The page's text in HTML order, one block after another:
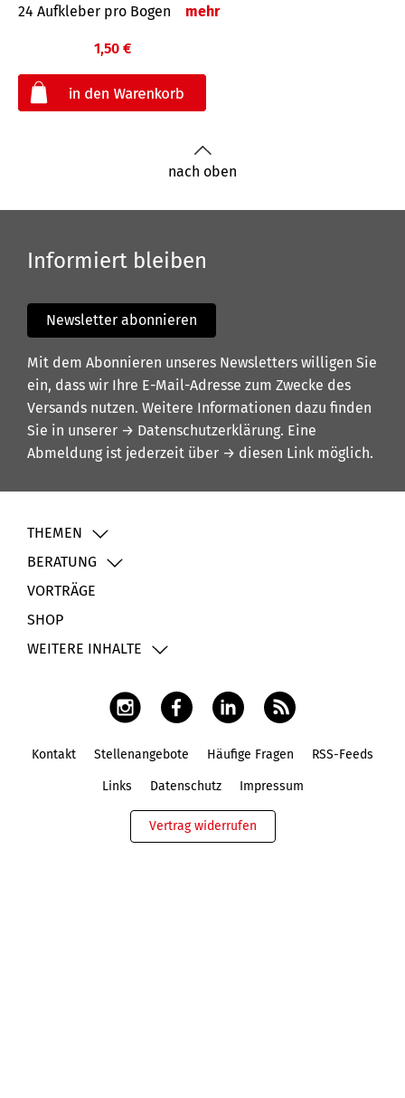
24 Aufkleber pro Bogen mehr
1,50 €
nach oben
Informiert bleiben
Newsletter abonnieren
Mit dem Abonnieren unseres Newsletters willigen Sie
ein, dass wir Ihre E-Mail-Adresse zum Zwecke des
Versands nutzen. Weitere Informationen dazu finden
Sie in unserer → Datenschutzerklärung. Eine
Abmeldung ist jederzeit über → diesen Link möglich.
THEMEN
BERATUNG
VORTRÄGE
SHOP
WEITERE INHALTE
Kontakt Stellenangebote Häufige Fragen RSS-Feeds
Links Datenschutz Impressum
Vertrag widerrufen